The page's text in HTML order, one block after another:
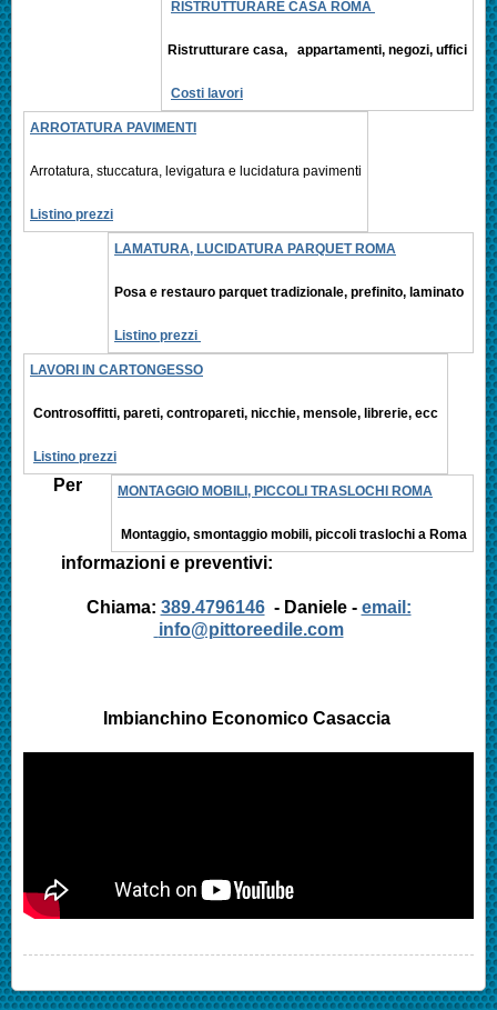
RISTRUTTURARE CASA ROMA
Ristrutturare casa, appartamenti, negozi, uffici
Costi lavori
ARROTATURA PAVIMENTI
Arrotatura, stuccatura, levigatura e lucidatura pavimenti
Listino prezzi
LAMATURA, LUCIDATURA PARQUET ROMA
Posa e restauro parquet tradizionale, prefinito, laminato
Listino prezzi
LAVORI IN CARTONGESSO
Controsoffitti, pareti, contropareti, nicchie, mensole, librerie, ecc
Listino prezzi
MONTAGGIO MOBILI, PICCOLI TRASLOCHI ROMA
Montaggio, smontaggio mobili, piccoli traslochi a Roma
Per
informazioni e preventivi:
Chiama: 389.4796146- Daniele - email:
info@pittoreedile.com
Imbianchino Economico Casaccia